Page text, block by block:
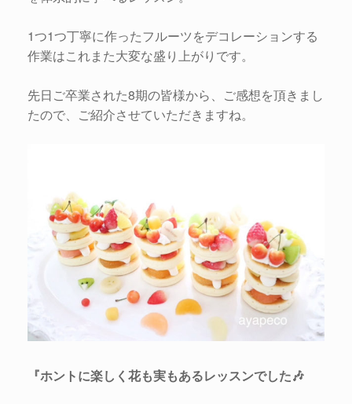
1つ1つ丁寧に作ったフルーツをデコレーションする
作業はこれまた大変な盛り上がりです。
先日ご卒業された8期の皆様から、ご感想を頂きまし
たので、ご紹介させていただきますね。
『ホントに楽しく花も実もあるレッスンでした🎶